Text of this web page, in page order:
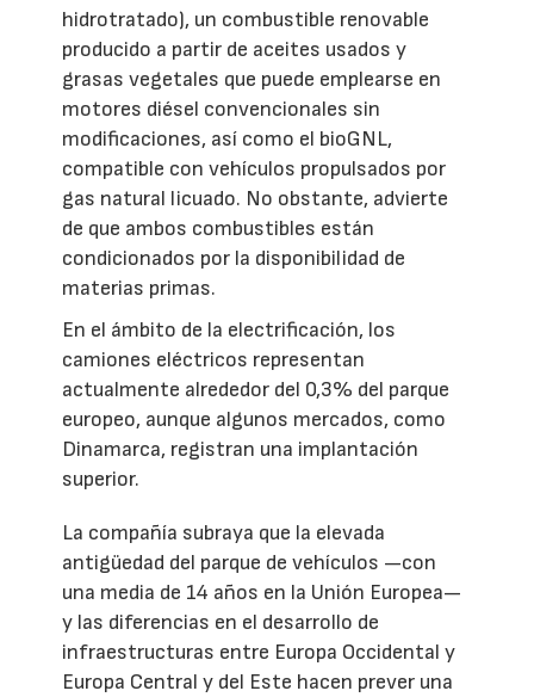
hidrotratado), un combustible renovable
producido a partir de aceites usados y
grasas vegetales que puede emplearse en
motores diésel convencionales sin
modificaciones, así como el bioGNL,
compatible con vehículos propulsados por
gas natural licuado. No obstante, advierte
de que ambos combustibles están
condicionados por la disponibilidad de
materias primas.
En el ámbito de la electrificación, los
camiones eléctricos representan
actualmente alrededor del 0,3% del parque
europeo, aunque algunos mercados, como
Dinamarca, registran una implantación
superior.
La compañía subraya que la elevada
antigüedad del parque de vehículos —con
una media de 14 años en la Unión Europea—
y las diferencias en el desarrollo de
infraestructuras entre Europa Occidental y
Europa Central y del Este hacen prever una